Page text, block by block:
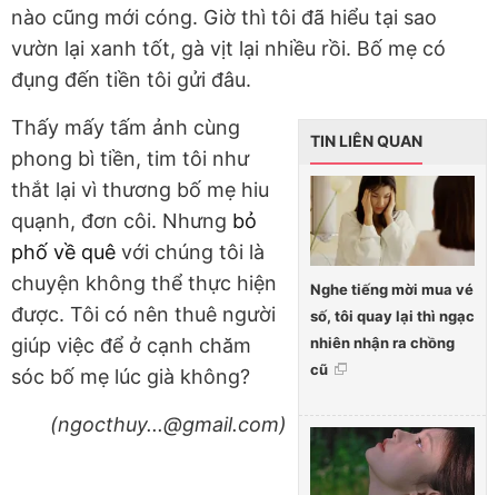
nào cũng mới cóng. Giờ thì tôi đã hiểu tại sao
vườn lại xanh tốt, gà vịt lại nhiều rồi. Bố mẹ có
đụng đến tiền tôi gửi đâu.
TIN LIÊN QUAN
Nghe tiếng mời mua vé
số, tôi quay lại thì ngạc
nhiên nhận ra chồng
cũ
Thấy mấy tấm ảnh cùng
phong bì tiền, tim tôi như
thắt lại vì thương bố mẹ hiu
quạnh, đơn côi. Nhưng bỏ
phố về quê với chúng tôi là
chuyện không thể thực hiện
được. Tôi có nên thuê người
giúp việc để ở cạnh chăm
sóc bố mẹ lúc già không?
(ngocthuy...@gmail.com)